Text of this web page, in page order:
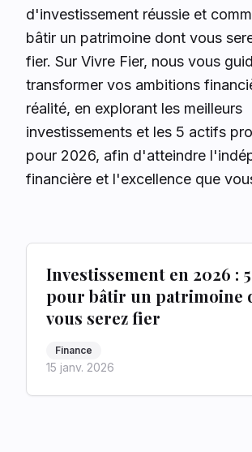
d'investissement réussie et
bâtir un patrimoine dont vous
fier. Sur Vivre Fier, nous vous
transformer vos ambitions
réalité, en explorant les meilleurs
investissements et les 5 actifs
pour 2026, afin d'atteindre
financière et l'excellence que
Investissement en 2026 :
pour bâtir un patrimoine
vous serez fier
Finance
15 janv. 2026